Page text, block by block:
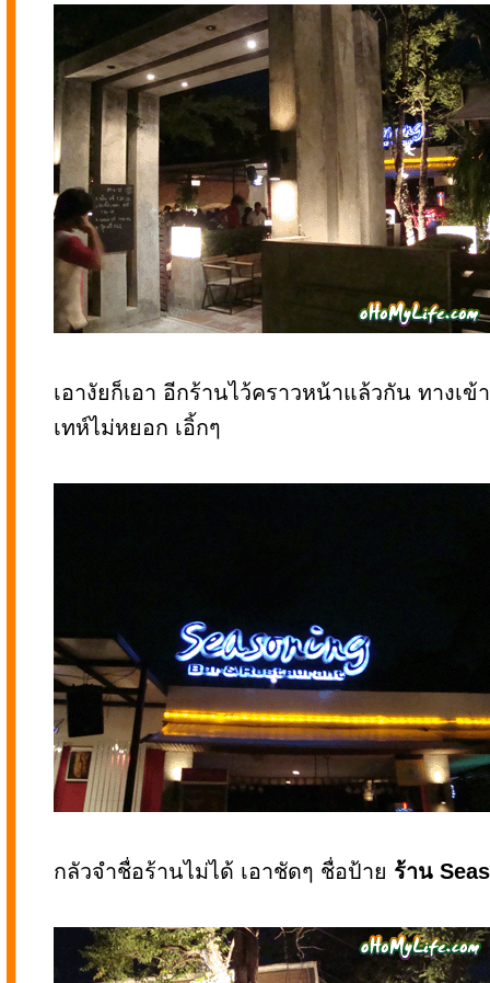
เอางัยก็เอา อีกร้านไว้คราวหน้าแล้วกัน ทางเ
เทห์ไม่หยอก เอิ้กๆ
กลัวจำชื่อร้านไม่ได้ เอาชัดๆ ชื่อป้าย ร้าน